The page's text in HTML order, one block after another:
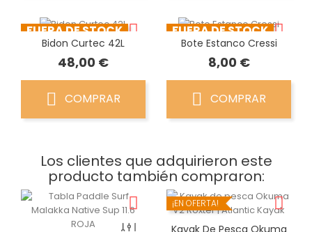
FUERA DE STOCK
Bidon Curtec 42L
48,00 €Precio
COMPRAR
FUERA DE STOCK
Bote Estanco Cressi
8,00 €Precio
COMPRAR
Los clientes que adquirieron este
producto también compraron:
¡EN OFERTA!
FUERA DE STOCK
Kayak De Pesca Okuma